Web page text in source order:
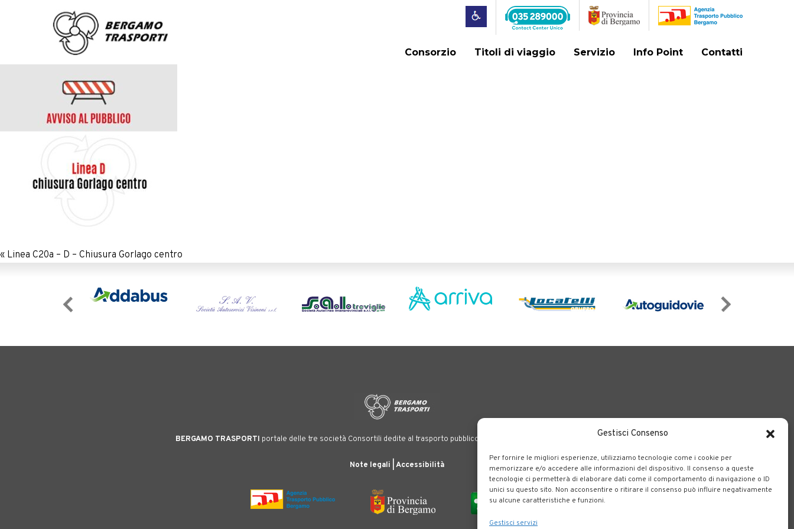
Gestisci Consenso
Per fornire le migliori esperienze, utilizziamo tecnologie come i cookie per
memorizzare e/o accedere alle informazioni del dispositivo. Il consenso a queste
tecnologie ci permetterà di elaborare dati come il comportamento di navigazione o ID
unici su questo sito. Non acconsentire o ritirare il consenso può influire negativamente
su alcune caratteristiche e funzioni.
Gestisci servizi
Consorzio Titoli di viaggio Servizio Info Point Contatti
« Linea C20a – D – Chiusura Gorlago centro
BERGAMO TRASPORTI portale delle tre società Consortili dedite al trasporto pubblico locale su tutto il territorio bergamasco.
Note legali Accessibilità